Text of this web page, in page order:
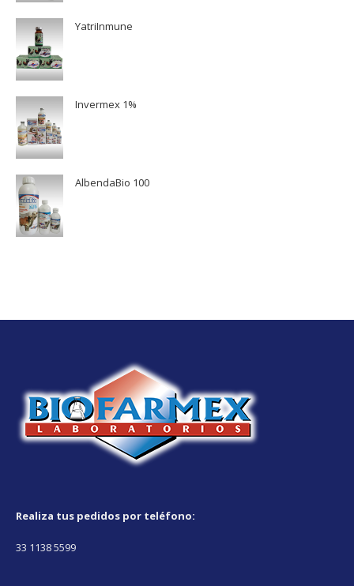
YatriInmune
Invermex 1%
AlbendaBio 100
Realiza tus pedidos por teléfono:
33 1138 5599